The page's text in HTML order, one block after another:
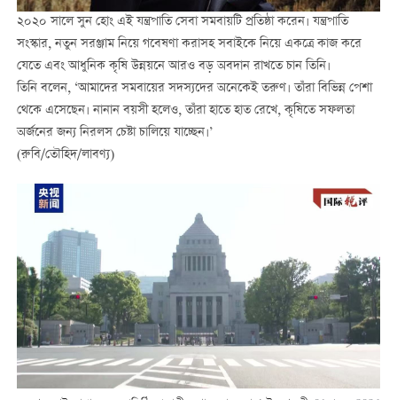
২০২০ সালে সুন হোং এই যন্ত্রপাতি সেবা সমবায়টি প্রতিষ্ঠা করেন। যন্ত্রপাতি
সংস্কার, নতুন সরঞ্জাম নিয়ে গবেষণা করাসহ সবাইকে নিয়ে একত্রে কাজ করে
যেতে এবং আধুনিক কৃষি উন্নয়নে আরও বড় অবদান রাখতে চান তিনি।
তিনি বলেন, ‘আমাদের সমবায়ের সদস্যদের অনেকেই তরুণ। তাঁরা বিভিন্ন পেশা
থেকে এসেছেন। নানান বয়সী হলেও, তাঁরা হাতে হাত রেখে, কৃষিতে সফলতা
অর্জনের জন্য নিরলস চেষ্টা চালিয়ে যাচ্ছেন।’
(রুবি/তৌহিদ/লাবণ্য)